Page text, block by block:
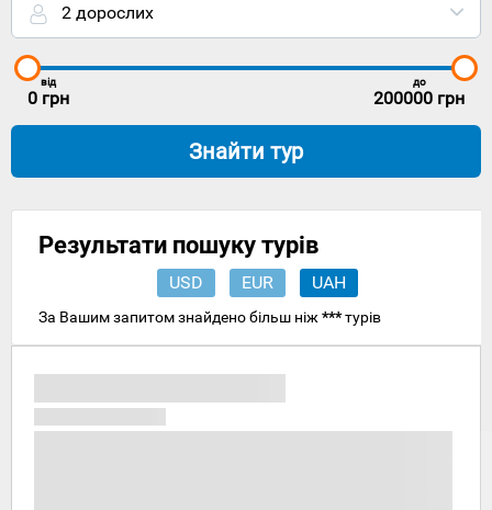
2 дорослих
від
0 грн
до
200000 грн
Знайти тур
Результати пошуку турів
USD EUR UAH
За Вашим запитом знайдено більш ніж ***турів